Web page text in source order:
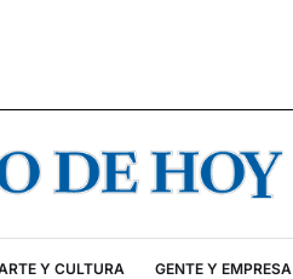
Y CULTURA GENTE Y EMPRESA